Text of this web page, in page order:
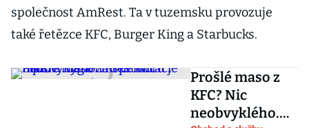
společnost AmRest. Ta v tuzemsku provozuje
také řetězce KFC, Burger King a Starbucks.
Prošlé maso z
KFC? Nic
neobvyklého.